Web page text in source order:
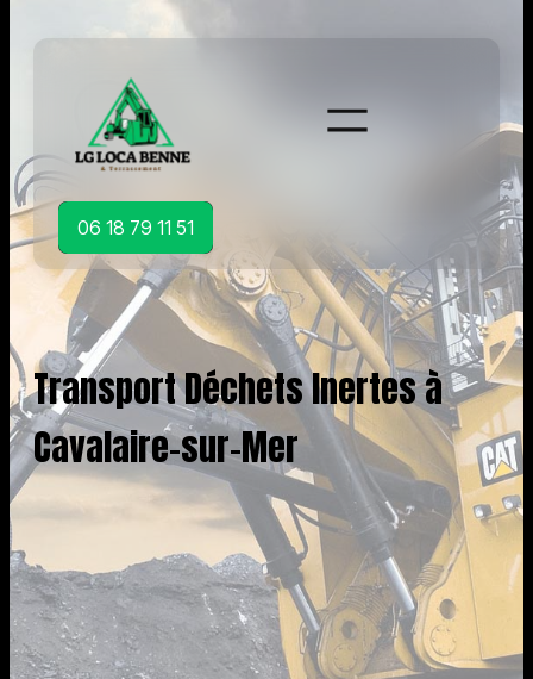
06 18 79 11 51
Transport Déchets Inertes à
Cavalaire-sur-Mer